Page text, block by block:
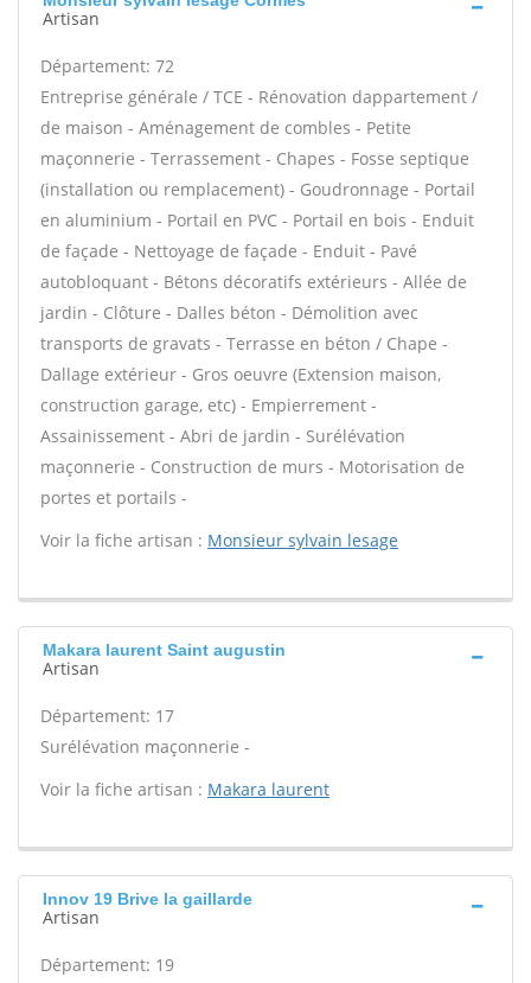
Artisan
Département: 72
Entreprise générale / TCE - Rénovation dappartement /
de maison - Aménagement de combles - Petite
maçonnerie - Terrassement - Chapes - Fosse septique
(installation ou remplacement) - Goudronnage - Portail
en aluminium - Portail en PVC - Portail en bois - Enduit
de façade - Nettoyage de façade - Enduit - Pavé
autobloquant - Bétons décoratifs extérieurs - Allée de
jardin - Clôture - Dalles béton - Démolition avec
transports de gravats - Terrasse en béton / Chape -
Dallage extérieur - Gros oeuvre (Extension maison,
construction garage, etc) - Empierrement -
Assainissement - Abri de jardin - Surélévation
maçonnerie - Construction de murs - Motorisation de
portes et portails -
Voir la fiche artisan : Monsieur sylvain lesage
Makara laurent Saint augustin
Artisan
Département: 17
Surélévation maçonnerie -
Voir la fiche artisan : Makara laurent
Innov 19 Brive la gaillarde
Artisan
Département: 19